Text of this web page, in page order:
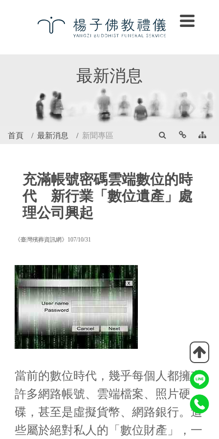
最新消息
首頁 最新消息 新聞專區
充滿帳號密碼雲端數位的時
代 新行業「數位遺產」處
理公司興起
《臺灣殯葬資訊網》107/10/31
當前的數位時代，幾乎每個人都擁有
許多網路帳號、雲端檔案、照片硬
碟，甚至是虛擬貨幣、網路銀行。這
些屬於絕對私人的「數位財產」，一